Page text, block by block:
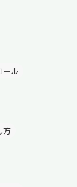
ール
方